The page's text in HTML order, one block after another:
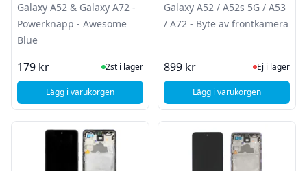
Galaxy A52 & Galaxy A72 -
Powerknapp - Awesome
Blue
179 kr I Lager
2st i lager
Lägg i varukorgen, Samsung Galaxy A52 & Galaxy A72 - Powerknapp -
Galaxy A52 / A52s 5G / A53
/ A72 - Byte av frontkamera
899 kr Ej i lager,
Ej i lager
Lägg i varukorgen